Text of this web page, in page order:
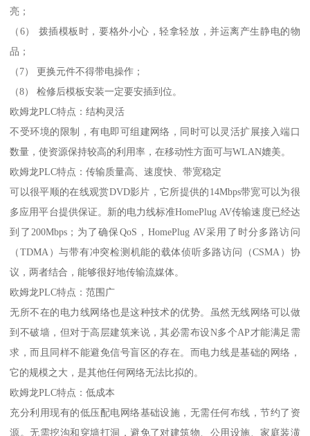
亮；
（6） 拨插模板时，要格外小心，轻拿轻放，并运离产生静电的物
品；
（7） 更换元件不得带电操作；
（8） 检修后模板安装一定要安插到位。
欧姆龙PLC特点：结构灵活
不受环境的限制，有电即可组建网络，同时可以灵活扩展接入端口
数量，使资源保持较高的利用率，在移动性方面可与WLAN媲美。
欧姆龙PLC特点：传输质量高、速度快、带宽稳定
可以很平顺的在线观赏DVD影片，它所提供的14Mbps带宽可以为很
多应用平台提供保证。新的电力线标准HomePlug AV传输速度已经达
到了200Mbps；为了确保QoS，HomePlug AV采用了时分多路访问
（TDMA）与带有冲突检测机能的载体侦听多路访问（CSMA）协
议，两者结合，能够很好地传输流媒体。
欧姆龙PLC特点：范围广
无所不在的电力线网络也是这种技术的优势。虽然无线网络可以做
到不破墙，但对于高层建筑来说，其必需布设N多个AP才能满足需
求，而且同样不能避免信号盲区的存在。而电力线是基础的网络，
它的规模之大，是其他任何网络无法比拟的。
欧姆龙PLC特点：低成本
充分利用现有的低压配电网络基础设施，无需任何布线，节约了资
源。无需挖沟和穿墙打洞，避免了对建筑物、公用设施、家庭装潢